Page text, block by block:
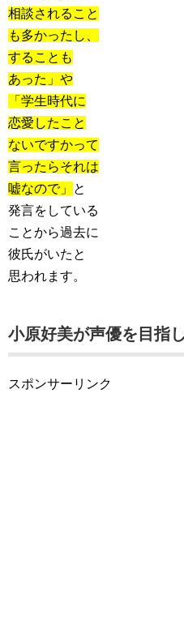
相談されること
も多かったし、
することも
あった」や
「学生時代に
恋愛したこと
ないですかって
言ったらそれは
嘘なので」
と
発言をしている
ことから過去に
彼氏がいたと
思われます。
小原好美が声優を目指
スポンサーリンク